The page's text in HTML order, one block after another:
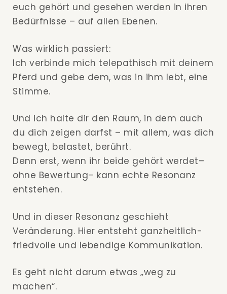
euch gehört und gesehen werden in ihren
Bedürfnisse – auf allen Ebenen.
Was wirklich passiert:
Ich verbinde mich telepathisch mit deinem
Pferd und gebe dem, was in ihm lebt, eine
Stimme.
Und ich halte dir den Raum, in dem auch
du dich zeigen darfst – mit allem, was dich
bewegt, belastet, berührt.
Denn erst, wenn ihr beide gehört werdet–
ohne Bewertung– kann echte Resonanz
entstehen.
Und in dieser Resonanz geschieht
Veränderung. Hier entsteht ganzheitlich-
friedvolle und lebendige Kommunikation.
Es geht nicht darum etwas „weg zu
machen“.